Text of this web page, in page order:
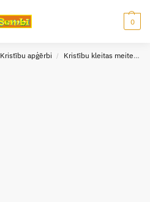
0
Kristību apģērbi / Kristību kleitas meitenēm